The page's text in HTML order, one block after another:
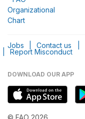
Organizational
Chart
Jobs Contact us
Report Misconduct
DOWNLOAD OUR APP